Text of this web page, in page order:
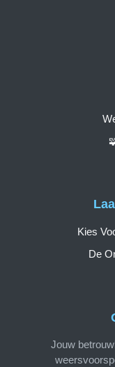
Jouw
Kies
De